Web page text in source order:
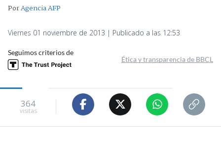
PorAgencia AFP
Viernes 01 noviembre de 2013 | Publicado a las 12:53
Seguimos criterios de
Ética y transparencia de BBCL
364
visitas